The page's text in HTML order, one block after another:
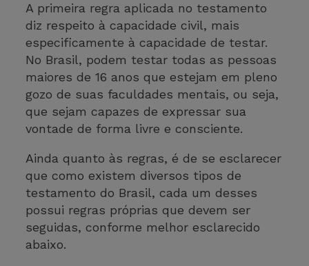
A primeira regra aplicada no testamento
diz respeito à capacidade civil, mais
especificamente à capacidade de testar.
No Brasil, podem testar todas as pessoas
maiores de 16 anos que estejam em pleno
gozo de suas faculdades mentais, ou seja,
que sejam capazes de expressar sua
vontade de forma livre e consciente.
Ainda quanto às regras, é de se esclarecer
que como existem diversos tipos de
testamento do Brasil, cada um desses
possui regras próprias que devem ser
seguidas, conforme melhor esclarecido
abaixo.